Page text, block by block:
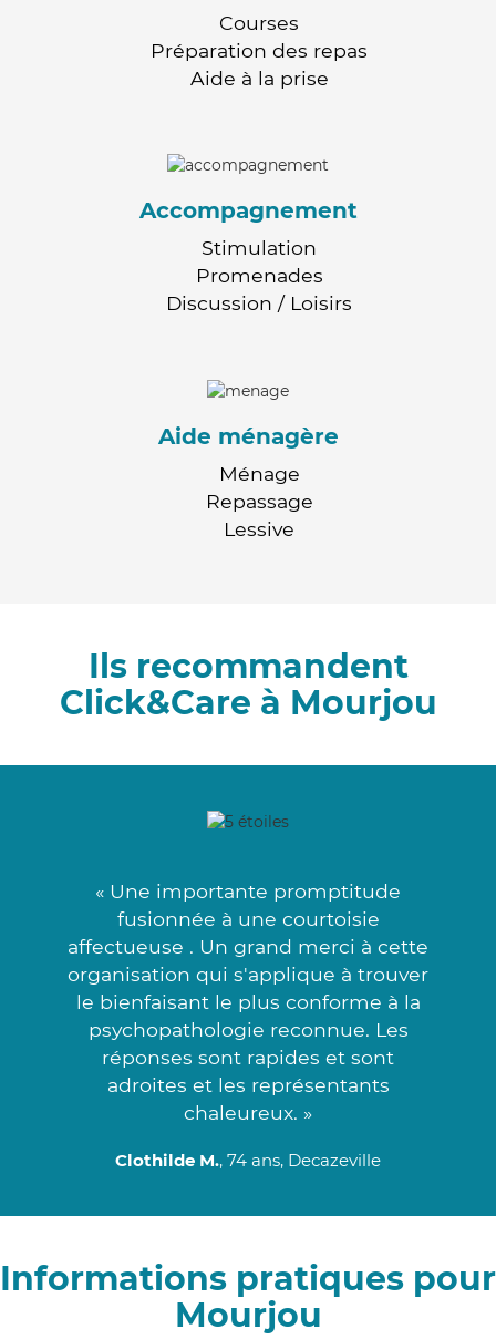
Courses
Préparation des repas
Aide à la prise
Accompagnement
Stimulation
Promenades
Discussion / Loisirs
Aide ménagère
Ménage
Repassage
Lessive
Ils recommandent
Click&Care à Mourjou
« Une importante promptitude
fusionnée à une courtoisie
affectueuse . Un grand merci à cette
organisation qui s'applique à trouver
le bienfaisant le plus conforme à la
psychopathologie reconnue. Les
réponses sont rapides et sont
adroites et les représentants
chaleureux. »
Clothilde M., 74 ans, Decazeville
Informations pratiques pour
Mourjou